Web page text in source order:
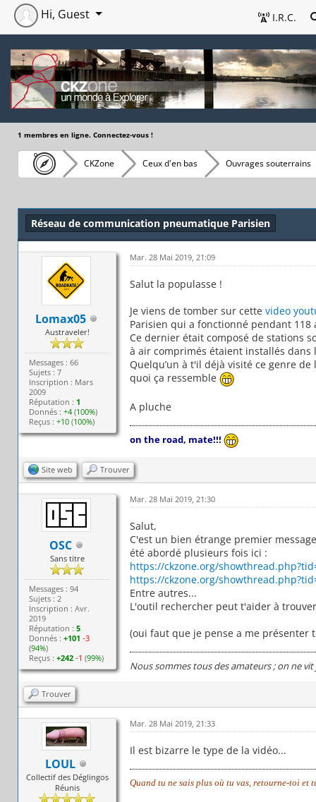
I.R.C.
Hi, Guest
1 membres en ligne. Connectez-vous !
CKZone Ceux d'en bas Ouvrages souterrains
Réseau de communication pneumatique Parisien
Lomax05
Austraveler!
Messages : 66
Sujets : 7
Inscription : Mars
2009
Réputation : 1
Donnés :+4 (100%)
Reçus :+10 (100%)
Mar. 28 Mai 2019, 21:09
Salut la populasse !
Je viens de tomber sur cette video
Parisien qui a fonctionné pendant 118
Ce dernier était composé de stations
à air comprimés étaient installés dans
Quelqu’un à t'il déjà visité ce genre
quoi ça ressemble
A pluche
on the road, mate!!!
Site web Trouver
OSC
Sans titre
Messages : 94
Sujets : 2
Inscription : Avr.
2019
Réputation :5
Donnés :+101 -3
(94%)
Reçus :+242 -1 (99%)
Mar. 28 Mai 2019, 21:30
Salut,
C'est un bien étrange premier
été abordé plusieurs fois ici :
https://ckzone.org/
https://ckzone.org/
Entre autres...
L'outil rechercher peut t'aider à
(oui faut que je pense a me présenter
Nous sommes tous des amateurs ; on ne
Trouver
LOUL
Collectif des Déglingos
Réunis
Mar. 28 Mai 2019, 21:33
Il est bizarre le type de la vidéo...
Quand tu ne sais plus où tu vas, retourne-toi